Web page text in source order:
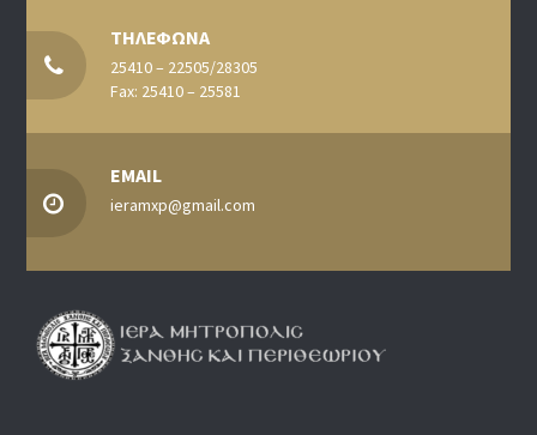
ΤΗΛΕΦΩΝΑ
25410 – 22505/28305
Fax: 25410 – 25581
EMAIL
ieramxp@gmail.com